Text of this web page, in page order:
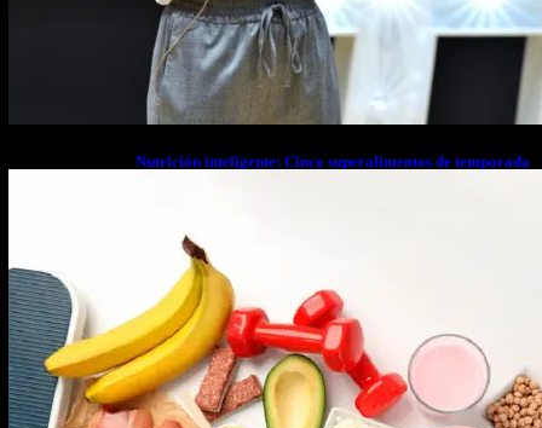
Nutrición inteligente: Cinco superalimentos de temporada